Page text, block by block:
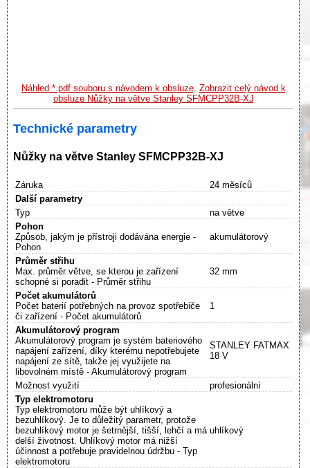
Náhled *.pdf souboru s návodem k obsluze. Zobrazit celý návod k
obsluze Nůžky na větve Stanley SFMCPP32B-XJ
Technické parametry
Nůžky na větve Stanley SFMCPP32B-XJ
Záruka
24 měsíců
Další parametry
Typ
na větve
Pohon
Způsob, jakým je přístroji dodávána energie -
Pohon
akumulátorový
Průměr střihu
Max. průměr větve, se kterou je zařízení
schopné si poradit - Průměr střihu
32 mm
Počet akumulátorů
Počet baterií potřebných na provoz spotřebiče
či zařízení - Počet akumulátorů
1
Akumulátorový program
Akumulátorový program je systém bateriového
napájení zařízení, díky kterému nepotřebujete
napájení ze sítě, takže jej využijete na
libovolném místě - Akumulátorový program
STANLEY FATMAX
18 V
Možnost využití
profesionální
Typ elektromotoru
Typ elektromotoru může být uhlíkový a
bezuhlíkový. Je to důležitý parametr, protože
bezuhlíkový motor je šetrnější, tišší, lehčí a má
delší životnost. Uhlíkový motor má nižší
účinnost a potřebuje pravidelnou údržbu - Typ
elektromotoru
uhlíkový